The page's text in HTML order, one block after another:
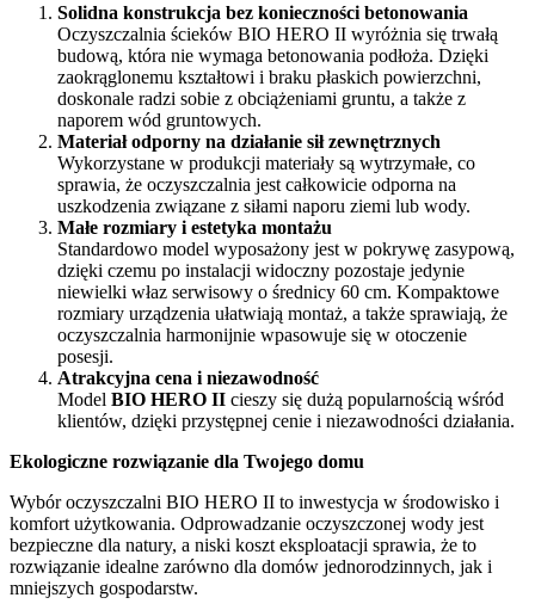
Solidna konstrukcja bez konieczności betonowania
Oczyszczalnia ścieków BIO HERO II wyróżnia się trwałą
budową, która nie wymaga betonowania podłoża. Dzięki
zaokrąglonemu kształtowi i braku płaskich powierzchni,
doskonale radzi sobie z obciążeniami gruntu, a także z
naporem wód gruntowych.
Materiał odporny na działanie sił zewnętrznych
Wykorzystane w produkcji materiały są wytrzymałe, co
sprawia, że oczyszczalnia jest całkowicie odporna na
uszkodzenia związane z siłami naporu ziemi lub wody.
Małe rozmiary i estetyka montażu
Standardowo model wyposażony jest w pokrywę zasypową,
dzięki czemu po instalacji widoczny pozostaje jedynie
niewielki właz serwisowy o średnicy 60 cm. Kompaktowe
rozmiary urządzenia ułatwiają montaż, a także sprawiają, że
oczyszczalnia harmonijnie wpasowuje się w otoczenie
posesji.
Atrakcyjna cena i niezawodność
Model BIO HERO II cieszy się dużą popularnością wśród
klientów, dzięki przystępnej cenie i niezawodności działania.
Ekologiczne rozwiązanie dla Twojego domu
Wybór oczyszczalni BIO HERO II to inwestycja w środowisko i
komfort użytkowania. Odprowadzanie oczyszczonej wody jest
bezpieczne dla natury, a niski koszt eksploatacji sprawia, że to
rozwiązanie idealne zarówno dla domów jednorodzinnych, jak i
mniejszych gospodarstw.